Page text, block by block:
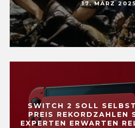
17. MÄRZ 2025
SWITCH 2 SOLL
PREIS REKORDZAHLEN
EXPERTEN ERWARTEN